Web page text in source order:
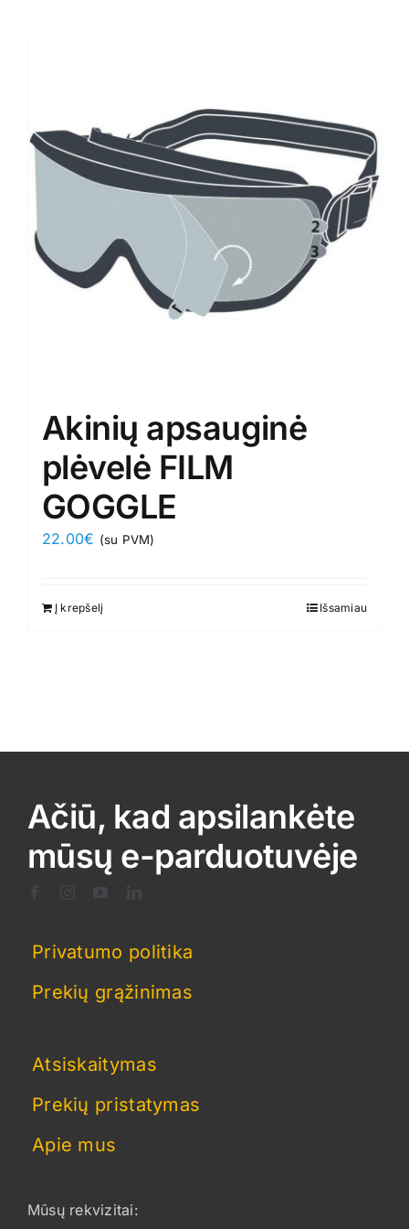
Akinių apsauginė
plėvelė FILM
GOGGLE
22.00€ (su PVM)
Į krepšelį Išsamiau
Ačiū, kad apsilankėte
mūsų e-parduotuvėje
Privatumo politika
Prekių grąžinimas
Atsiskaitymas
Prekių pristatymas
Apie mus
Mūsų rekvizitai: